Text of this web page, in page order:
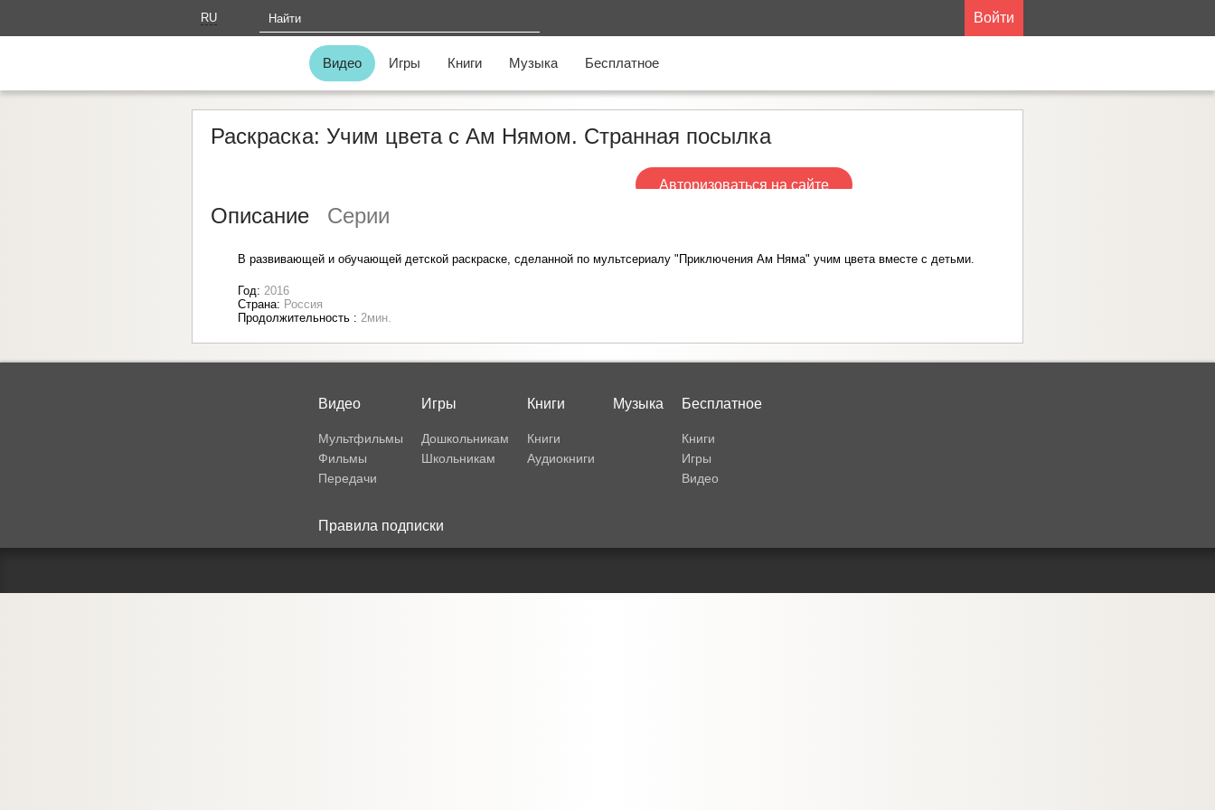
Войти
RU
Видео Игры Книги Музыка Бесплатное
Раскраска: Учим цвета c Ам Нямом. Странная посылка
Авторизоваться на сайте
Описание Серии
В развивающей и обучающей детской раскраске, сделанной по мультсериалу "Приключения Ам Няма" учим цвета вместе с детьми.
Год: 2016
Страна: Россия
Продолжительность : 2мин.
Видео
Мультфильмы
Фильмы
Передачи
Игры
Дошкольникам
Школьникам
Книги
Книги
Аудиокниги
Музыка Бесплатное
Книги
Игры
Видео
Правила подписки